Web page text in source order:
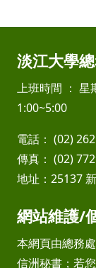
淡江大學
上班時間 ： 星
1:00~5:00
電話： (02)
傳真： (02)
地址：25137
網站維護/
本網頁由總務
信洲秘書；若